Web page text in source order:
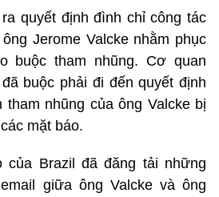
quyết định đình chỉ công tác
Jerome Valcke nhằm phục
buộc tham nhũng. Cơ quan
buộc phải đi đến quyết định
tham nhũng của ông Valcke bị
mặt báo.
của Brazil đã đăng tải những
giữa ông Valcke và ông